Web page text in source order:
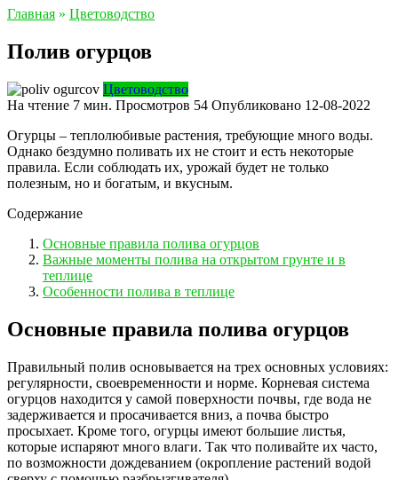
Главная » Цветоводство
Полив огурцов
Цветоводство
На чтение 7 мин. Просмотров 54 Опубликовано 12-08-2022
Огурцы – теплолюбивые растения, требующие много воды.
Однако бездумно поливать их не стоит и есть некоторые
правила. Если соблюдать их, урожай будет не только
полезным, но и богатым, и вкусным.
Содержание
Основные правила полива огурцов
Важные моменты полива на открытом грунте и в
теплице
Особенности полива в теплице
Основные правила полива огурцов
Правильный полив основывается на трех основных условиях:
регулярности, своевременности и норме. Корневая система
огурцов находится у самой поверхности почвы, где вода не
задерживается и просачивается вниз, а почва быстро
просыхает. Кроме того, огурцы имеют большие листья,
которые испаряют много влаги. Так что поливайте их часто,
по возможности дождеванием (окропление растений водой